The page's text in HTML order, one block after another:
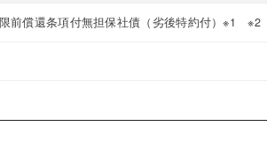
前償還条項付無担保社債（劣後特約付）※1 ※2